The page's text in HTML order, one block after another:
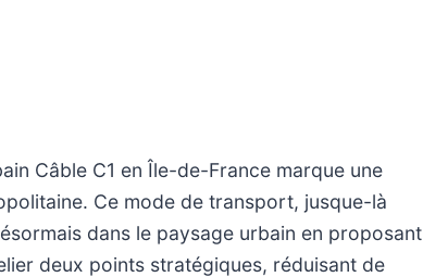
Câble C1 en Île-de-France marque une
Ce mode de transport, jusque-là
dans le paysage urbain en proposant
deux points stratégiques, réduisant de